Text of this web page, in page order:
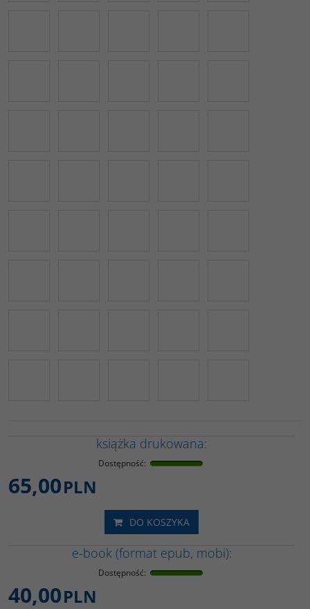
książka drukowana:
Dostępność:
65,00PLN
DO KOSZYKA
e-book (format epub, mobi):
Dostępność:
40,00PLN